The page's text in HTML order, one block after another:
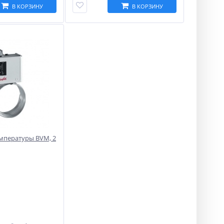
В КОРЗИНУ В КОРЗИНУ
BVM, 2